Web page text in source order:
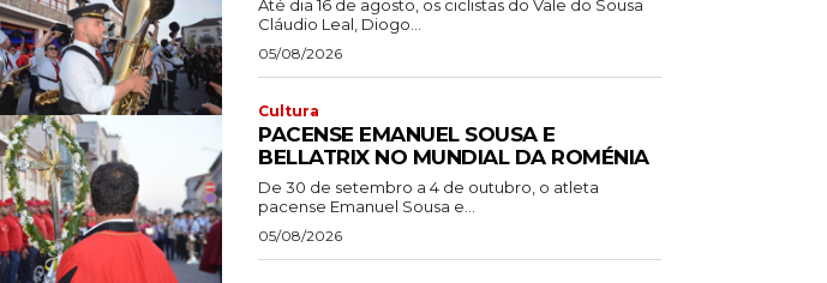
Até dia 16 de agosto, os ciclistas do Vale do Sousa
Cláudio Leal, Diogo...
05/08/2026
Cultura
PACENSE EMANUEL SOUSA E
BELLATRIX NO MUNDIAL DA ROMÉNIA
De 30 de setembro a 4 de outubro, o atleta
pacense Emanuel Sousa e...
05/08/2026